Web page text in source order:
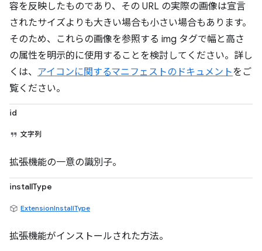
容を反映したものであり、その URL の実際の画像は宣言
されたサイズよりも大きい場合も小さい場合もあります。
そのため、これらの画像を参照する img タグで幅と高さ
の属性を明示的に使用することを検討してください。詳し
くは、 アイコンに関するマニフェストのドキュメントをご
覧ください。
id
文字列
拡張機能の一意の識別子。
installType
ExtensionInstallType
拡張機能がインストールされた方法。